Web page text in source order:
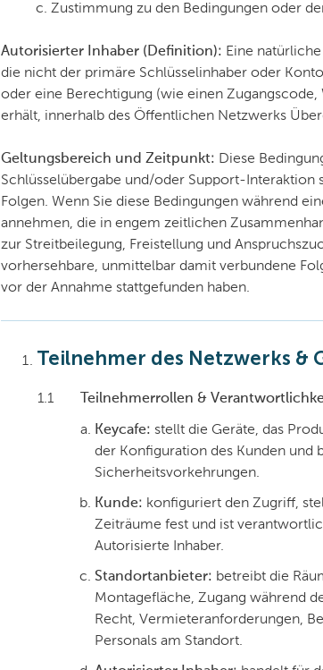
Zustimmung zu den Bedingungen oder
Autorisierter Inhaber (Definition): Eine
die nicht der primäre Schlüsselinhaber oder
oder eine Berechtigung (wie einen
erhält, innerhalb des Öffentlichen Netzwerks
Geltungsbereich und Zeitpunkt: Diese
Schlüsselübergabe und/oder Support-Interaktion
Folgen. Wenn Sie diese Bedingungen während
annehmen, die in engem zeitlichen
zur Streitbeilegung, Freistellung und
vorhersehbare, unmittelbar damit verbundene
vor der Annahme stattgefunden haben.
Teilnehmer des Netzwerks &
1.1 Teilnehmerrollen &
Keycafe: stellt die Geräte, das
der Konfiguration des Kunden
Sicherheitsvorkehrungen.
Kunde: konfiguriert den Zugriff,
Zeiträume fest und ist
Autorisierte Inhaber.
Standortanbieter: betreibt die
Montagefläche, Zugang während
Recht, Vermieteranforderungen,
Personals am Standort.